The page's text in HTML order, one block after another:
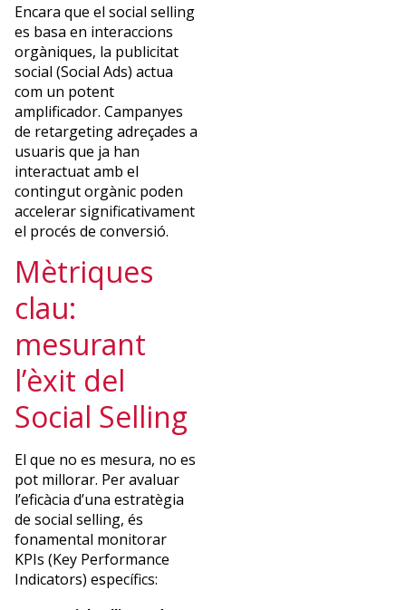
Encara que el social selling
es basa en interaccions
orgàniques, la publicitat
social (Social Ads) actua
com un potent
amplificador. Campanyes
de retargeting adreçades a
usuaris que ja han
interactuat amb el
contingut orgànic poden
accelerar significativament
el procés de conversió.
Mètriques
clau:
mesurant
l’èxit del
Social Selling
El que no es mesura, no es
pot millorar. Per avaluar
l’eficàcia d’una estratègia
de social selling, és
fonamental monitorar
KPIs (Key Performance
Indicators) específics: